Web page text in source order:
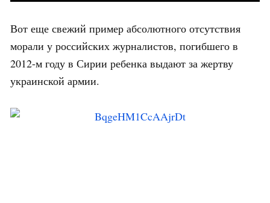
Вот еще свежий пример абсолютного отсутствия
морали у российских журналистов, погибшего в
2012-м году в Сирии ребенка выдают за жертву
украинской армии.